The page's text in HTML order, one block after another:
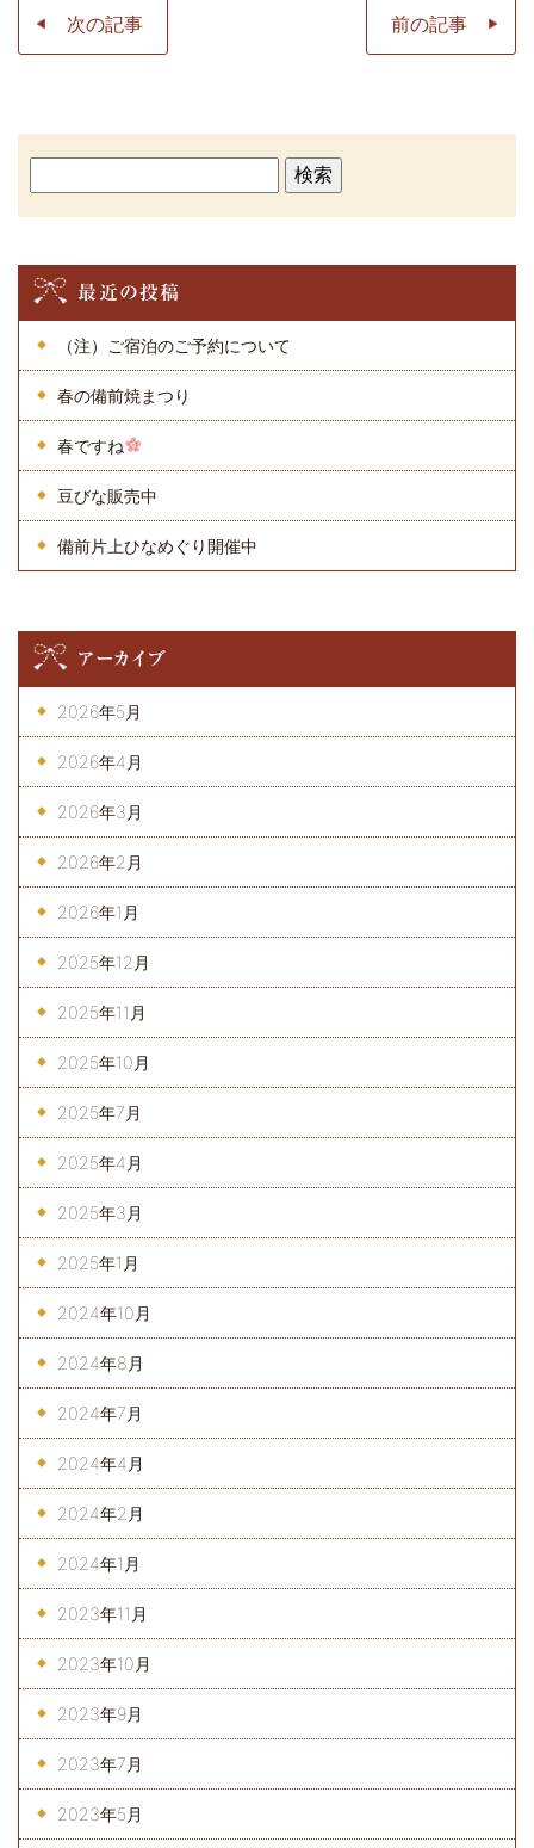
次の記事 前の記事
索:
最近の投稿
（注）ご宿泊のご予約について
春の備前焼まつり
春ですね
豆びな販売中
備前片上ひなめぐり開催中
アーカイブ
2026年5月
2026年4月
2026年3月
2026年2月
2026年1月
2025年12月
2025年11月
2025年10月
2025年7月
2025年4月
2025年3月
2025年1月
2024年10月
2024年8月
2024年7月
2024年4月
2024年2月
2024年1月
2023年11月
2023年10月
2023年9月
2023年7月
2023年5月